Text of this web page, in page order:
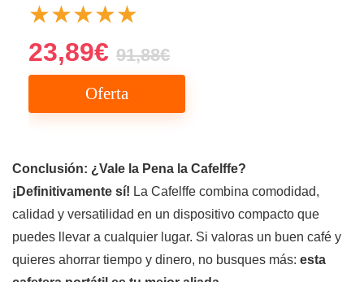
★★★★★
23,89€ 91,88€
Oferta
Conclusión: ¿Vale la Pena la Cafelffe?
¡Definitivamente sí! La Cafelffe combina comodidad,
calidad y versatilidad en un dispositivo compacto que
puedes llevar a cualquier lugar. Si valoras un buen café y
quieres ahorrar tiempo y dinero, no busques más: esta